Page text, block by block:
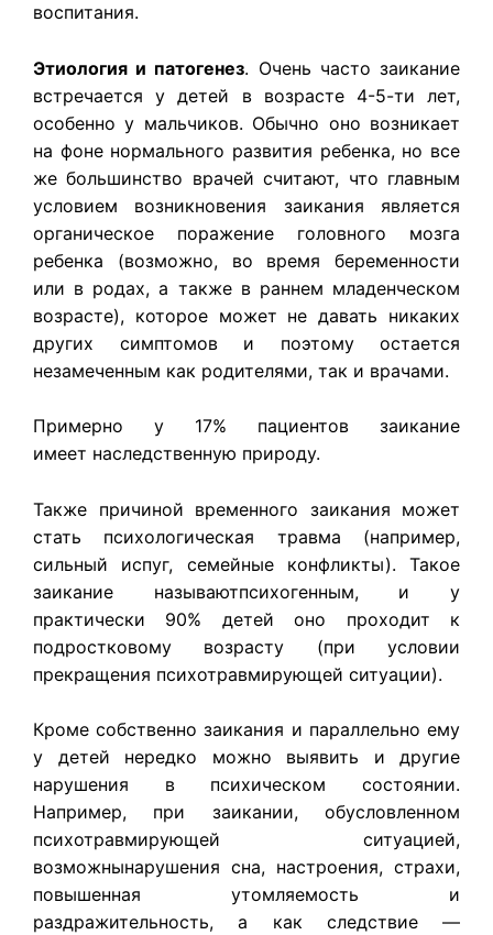
воспитания.
Этиология и патогенез. Очень часто заикание
встречается у детей в возрасте 4-5-ти лет,
особенно у мальчиков. Обычно оно возникает
на фоне нормального развития ребенка, но все
же большинство врачей считают, что главным
условием возникновения заикания является
органическое поражение головного мозга
ребенка (возможно, во время беременности
или в родах, а также в раннем младенческом
возрасте), которое может не давать никаких
других симптомов и поэтому остается
незамеченным как родителями, так и врачами.
Примерно у 17% пациентов заикание
имеет наследственную природу.
Также причиной временного заикания может
стать психологическая травма (например,
сильный испуг, семейные конфликты). Такое
заикание называютпсихогенным, и у
практически 90% детей оно проходит к
подростковому возрасту (при условии
прекращения психотравмирующей ситуации).
Кроме собственно заикания и параллельно ему
у детей нередко можно выявить и другие
нарушения в психическом состоянии.
Например, при заикании, обусловленном
психотравмирующей ситуацией,
возможнынарушения сна, настроения, страхи,
повышенная утомляемость и
раздражительность, а как следствие —